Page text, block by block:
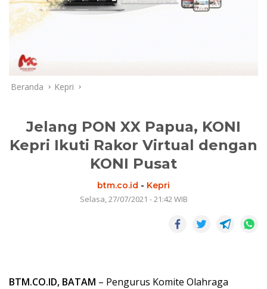
Beranda Kepri
Jelang PON XX Papua, KONI
Kepri Ikuti Rakor Virtual dengan
KONI Pusat
btm.co.id - Kepri
Selasa, 27/07/2021 - 21:42 WIB
BTM.CO.ID, BATAM – Pengurus Komite Olahraga